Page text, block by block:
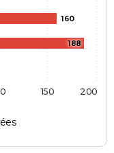
160
188
150 200